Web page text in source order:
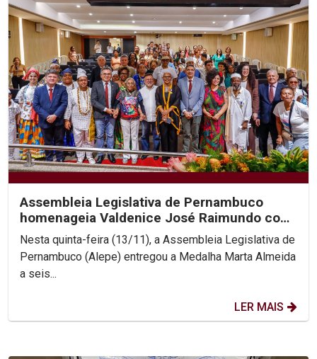
Assembleia Legislativa de Pernambuco
homenageia Valdenice José Raimundo com
Medalha Marta Almeida...
Nesta quinta-feira (13/11), a Assembleia Legislativa de
Pernambuco (Alepe) entregou a Medalha Marta Almeida
a seis...
LER MAIS